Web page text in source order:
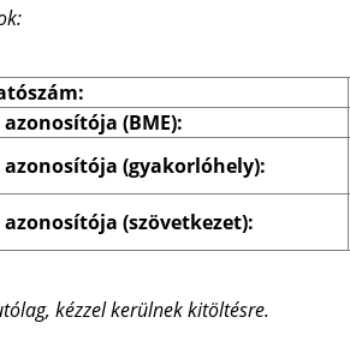
(BME):
azonosítója (gyakorlóhely):
(szövetkezet):
kézzel kerülnek kitöltésre.